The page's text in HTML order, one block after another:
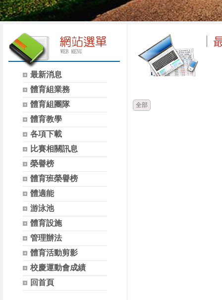
最新消息
體育組業務
體育組團隊
體育教學
各項下載
比賽相關訊息
榮譽榜
體育班榮譽榜
體適能
游泳池
體育設施
管理辦法
體育活動剪影
校慶運動會成績
回首頁
全部